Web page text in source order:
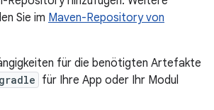
Sie im Maven-Repository von
für die benötigten Artefakte
für Ihre App oder Ihr Modul